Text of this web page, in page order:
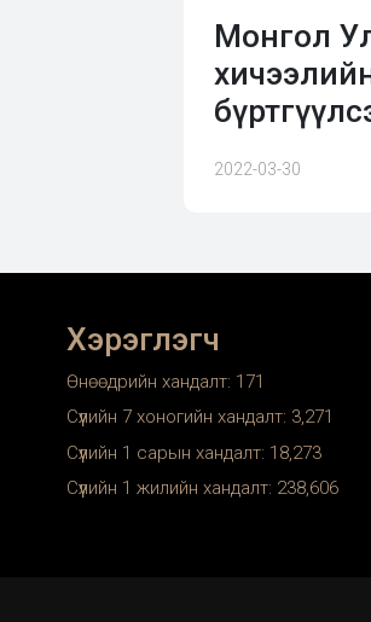
Монгол
2022-03-30
Хэрэглэгч
Өнөөдрийн хандалт: 171
Сүүлийн 7 хоногийн хандалт: 3,271
Сүүлийн 1 сарын хандалт: 18,273
Сүүлийн 1 жилийн хандалт: 238,606